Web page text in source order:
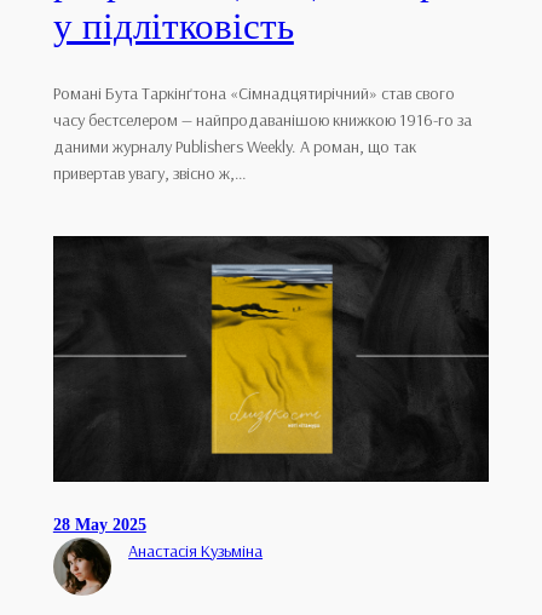
у підлітковість
Романі Бута Таркінґтона «Сімнадцятирічний» став свого
часу бестселером — найпродаванішою книжкою 1916-го за
даними журналу Publishers Weekly. А роман, що так
привертав увагу, звісно ж,…
28 May 2025
Анастасія Кузьміна